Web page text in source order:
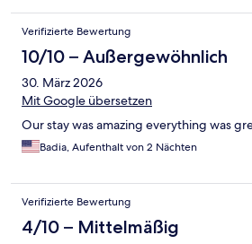
Verifizierte Bewertung
10/10 – Außergewöhnlich
30. März 2026
Mit Google übersetzen
Our stay was amazing everything was
Badia, Aufenthalt von 2 Nächten
Verifizierte Bewertung
4/10 – Mittelmäßig